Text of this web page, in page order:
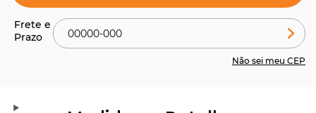
Não sei meu CEP